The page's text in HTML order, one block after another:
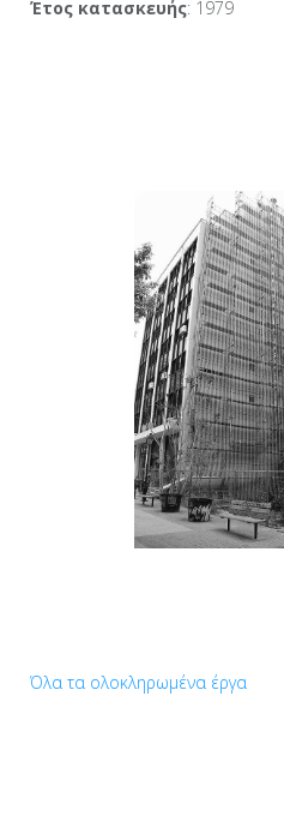
Έτος κατασκευής: 1979
Όλα τα ολοκληρωμένα έργα